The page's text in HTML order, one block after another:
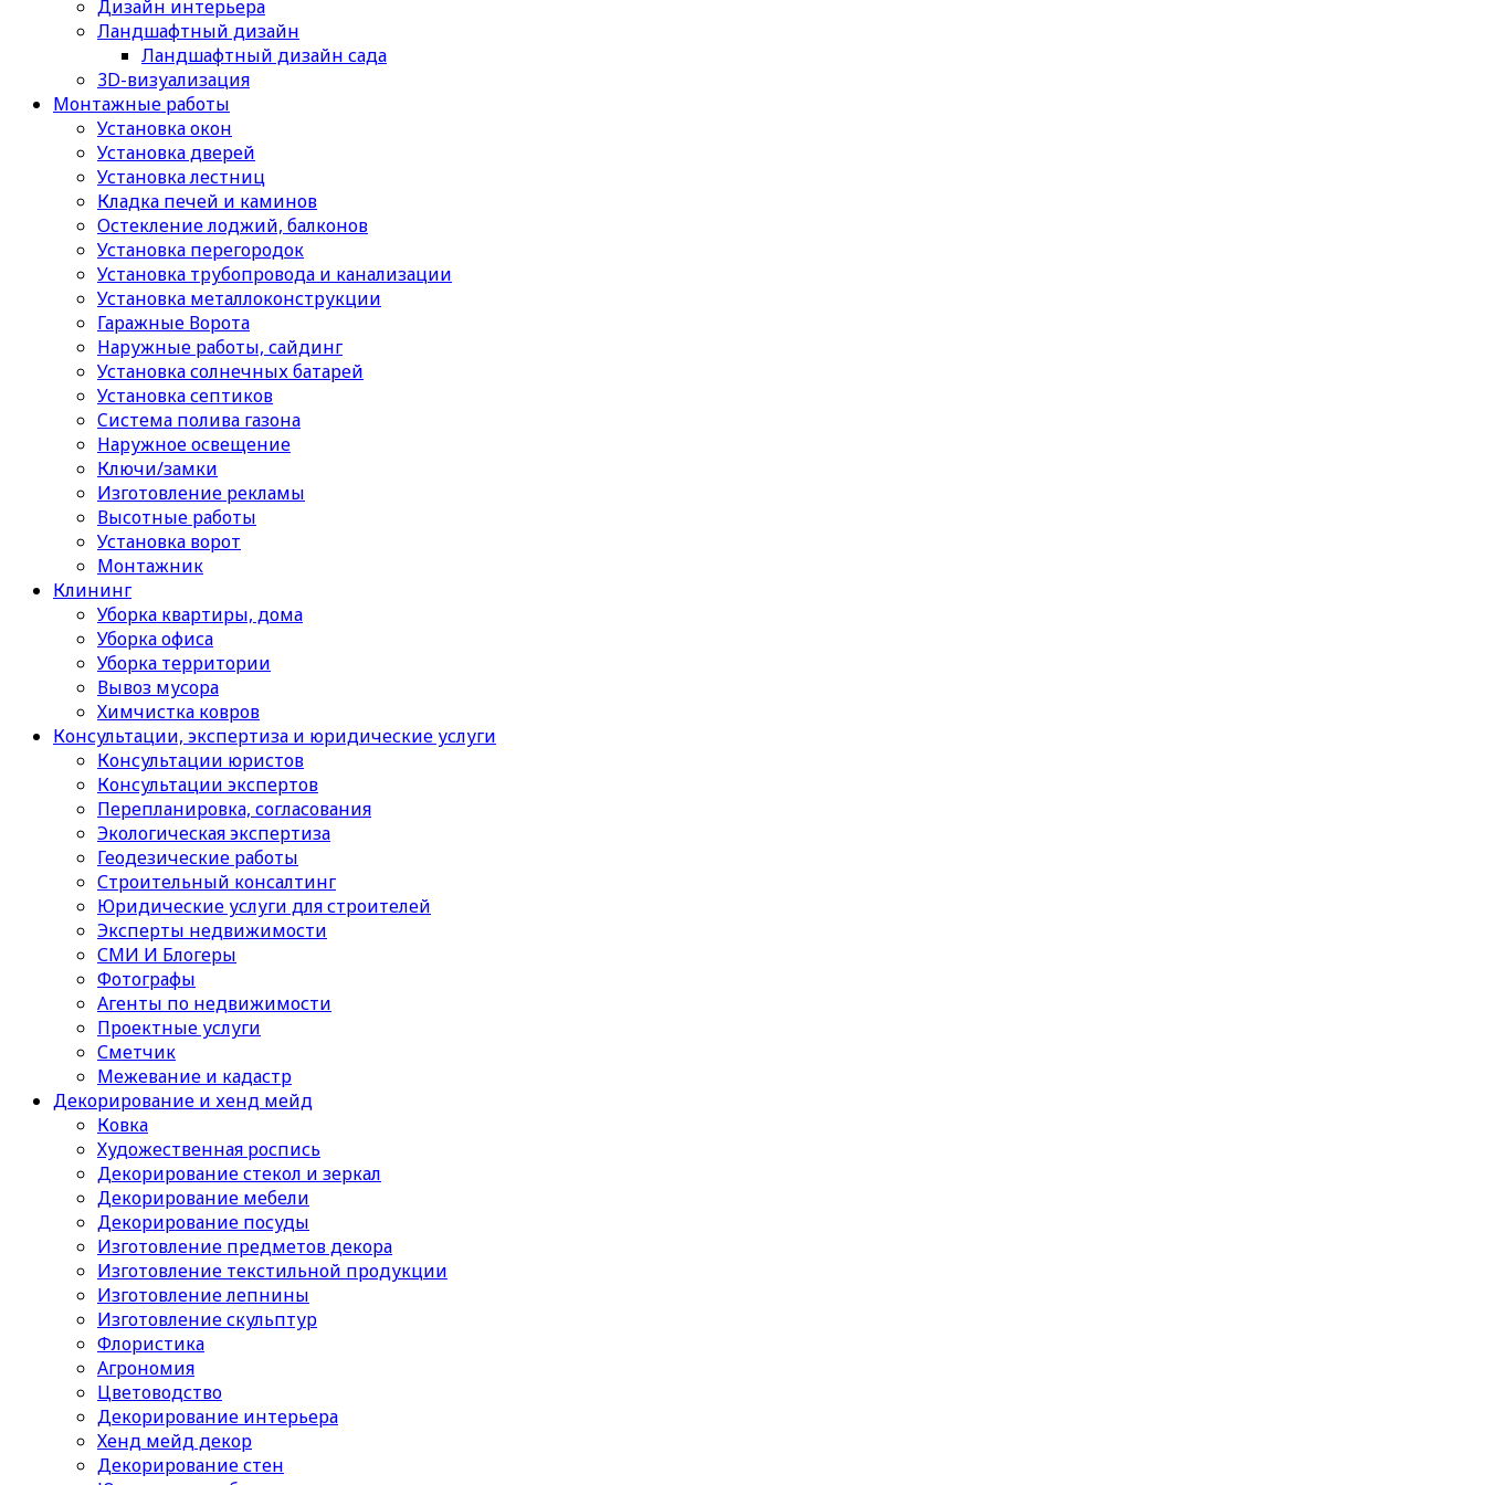
Дизайн интерьера
Ландшафтный дизайн
Ландшафтный дизайн сада
3D-визуализация
Монтажные работы
Установка окон
Установка дверей
Установка лестниц
Кладка печей и каминов
Остекление лоджий, балконов
Установка перегородок
Установка трубопровода и канализации
Установка металлоконструкции
Гаражные Ворота
Наружные работы, сайдинг
Установка солнечных батарей
Установка септиков
Cистема полива газона
Наружное освещение
Ключи/замки
Изготовление рекламы
Высотные работы
Установка ворот
Монтажник
Клининг
Уборка квартиры, дома
Уборка офиса
Уборка территории
Вывоз мусора
Химчистка ковров
Консультации, экспертиза и юридические услуги
Консультации юристов
Консультации экспертов
Перепланировка, согласования
Экологическая экспертиза
Геодезические работы
Строительный консалтинг
Юридические услуги для строителей
Эксперты недвижимости
СМИ И Блогеры
Фотографы
Агенты по недвижимости
Проектные услуги
Сметчик
Межевание и кадастр
Декорирование и хенд мейд
Ковка
Художественная роспись
Декорирование стекол и зеркал
Декорирование мебели
Декорирование посуды
Изготовление предметов декора
Изготовление текстильной продукции
Изготовление лепнины
Изготовление скульптур
Флористика
Агрономия
Цветоводство
Декорирование интерьера
Хенд мейд декор
Декорирование стен